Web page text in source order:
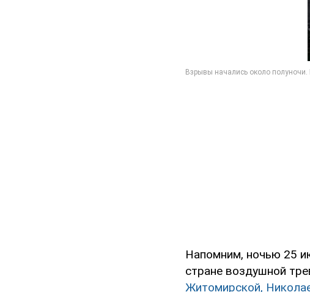
Напомним, ночью 25
стране воздушной
Житомирской,